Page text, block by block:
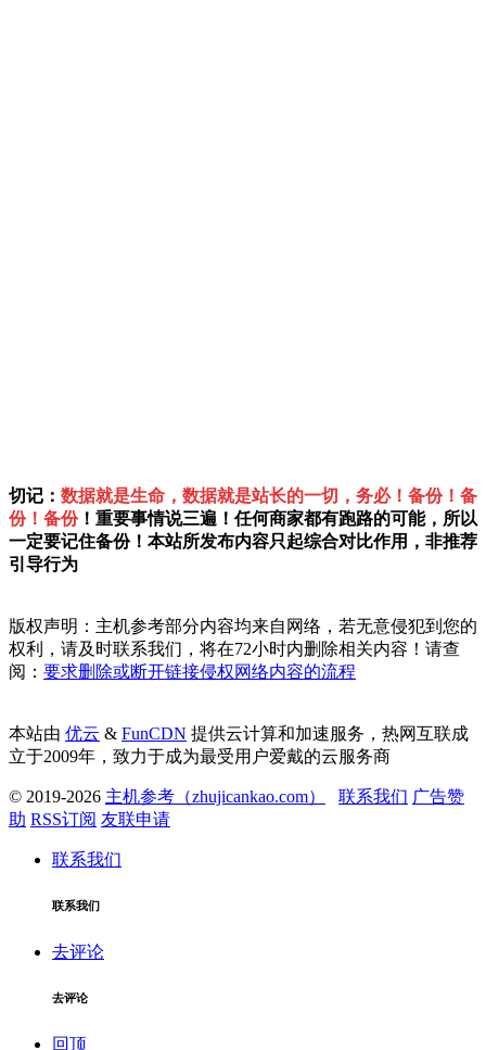
切记： 数据就是生命，数据就是站长的一切，务必！备份！备
份！备份！重要事情说三遍！任何商家都有跑路的可能，所以
一定要记住备份！本站所发布内容只起综合对比作用，非推荐
引导行为
版权声明：主机参考部分内容均来自网络，若无意侵犯到您的
权利，请及时联系我们，将在72小时内删除相关内容！请查
阅： 要求删除或断开链接侵权网络内容的流程
本站由 优云 & FunCDN 提供云计算和加速服务，热网互联成
立于2009年，致力于成为最受用户爱戴的云服务商
© 2019-2026 主机参考（zhujicankao.com） 联系我们 广告赞
助 RSS订阅 友联申请
联系我们
联系我们
去评论
去评论
回顶